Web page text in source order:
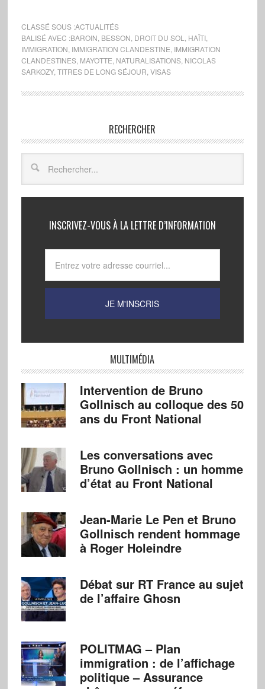
CLASSÉ SOUS :ACTUALITÉS
BALISÉ AVEC :BAROIN BESSON DROIT DU SOL HAÏTI,
IMMIGRATION IMMIGRATION CLANDESTINE IMMIGRATION
CLANDESTINES, MAYOTTE NATURALISATIONS, NICOLAS
SARKOZY, TITRES DE LONG SÉJOUR VISAS
RECHERCHER
INSCRIVEZ-VOUS À LA LETTRE D’INFORMATION
MULTIMÉDIA
Intervention de Bruno
Gollnisch au colloque des 50
ans du Front National
Les conversations avec
Bruno Gollnisch : un homme
d’état au Front National
Jean-Marie Le Pen et Bruno
Gollnisch rendent hommage
à Roger Holeindre
Débat sur RT France au sujet
de l’affaire Ghosn
POLITMAG – Plan
immigration : de l’affichage
politique – Assurance